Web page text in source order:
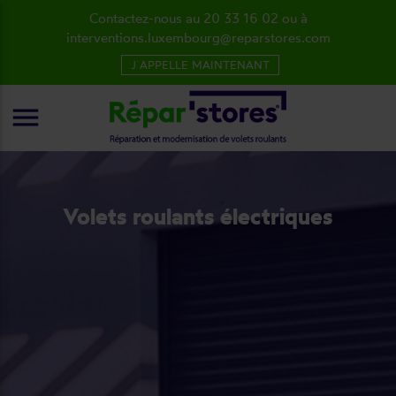
Volets roulants électriques
Contactez-nous au 20 33 16 02 ou à
interventions.luxembourg@reparstores.com
J´APPELLE MAINTENANT
menu